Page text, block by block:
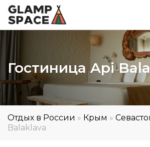
Гостиница Api
Отдых в России » Крым »
Balaklava